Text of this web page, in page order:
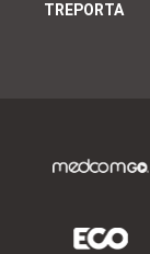
TREPORTA